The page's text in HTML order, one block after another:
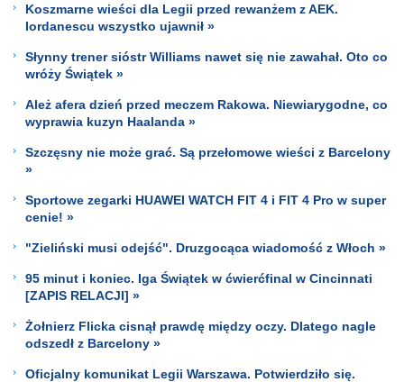
Koszmarne wieści dla Legii przed rewanżem z AEK.
Iordanescu wszystko ujawnił »
Słynny trener sióstr Williams nawet się nie zawahał. Oto co
wróży Świątek »
Ależ afera dzień przed meczem Rakowa. Niewiarygodne, co
wyprawia kuzyn Haalanda »
Szczęsny nie może grać. Są przełomowe wieści z Barcelony
»
Sportowe zegarki HUAWEI WATCH FIT 4 i FIT 4 Pro w super
cenie! »
"Zieliński musi odejść". Druzgocąca wiadomość z Włoch »
95 minut i koniec. Iga Świątek w ćwierćfinal w Cincinnati
[ZAPIS RELACJI] »
Żołnierz Flicka cisnął prawdę między oczy. Dlatego nagle
odszedł z Barcelony »
Oficjalny komunikat Legii Warszawa. Potwierdziło się.